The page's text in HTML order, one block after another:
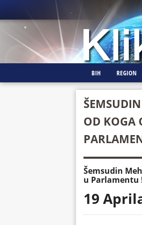
BIH REGION
OD KOGA
Šemsudin
u Parlamentu
19